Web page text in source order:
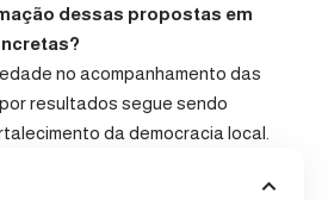
dessas propostas em
no acompanhamento das
resultados segue sendo
da democracia local.